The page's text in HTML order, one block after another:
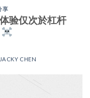
享
体验仅次於杠杆
JACKY CHEN